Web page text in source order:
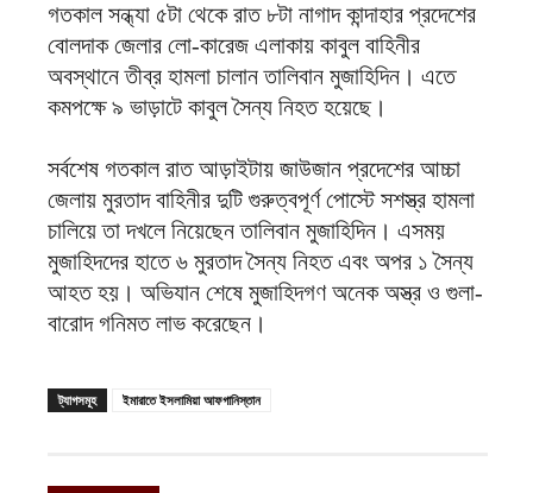
গতকাল সন্ধ্যা ৫টা থেকে রাত ৮টা নাগাদ কান্দাহার প্রদেশের
বোলদাক জেলার লো-কারেজ এলাকায় কাবুল বাহিনীর
অবস্থানে তীব্র হামলা চালান তালিবান মুজাহিদিন। এতে
কমপক্ষে ৯ ভাড়াটে কাবুল সৈন্য নিহত হয়েছে।
সর্বশেষ গতকাল রাত আড়াইটায় জাউজান প্রদেশের আচ্চা
জেলায় মুরতাদ বাহিনীর দুটি গুরুত্বপূর্ণ পোস্টে সশস্ত্র হামলা
চালিয়ে তা দখলে নিয়েছেন তালিবান মুজাহিদিন। এসময়
মুজাহিদদের হাতে ৬ মুরতাদ সৈন্য নিহত এবং অপর ১ সৈন্য
আহত হয়। অভিযান শেষে মুজাহিদগণ অনেক অস্ত্র ও গুলা-
বারোদ গনিমত লাভ করেছেন।
ট্যাগসমূহ ইমারাতে ইসলামিয়া আফগানিস্তান